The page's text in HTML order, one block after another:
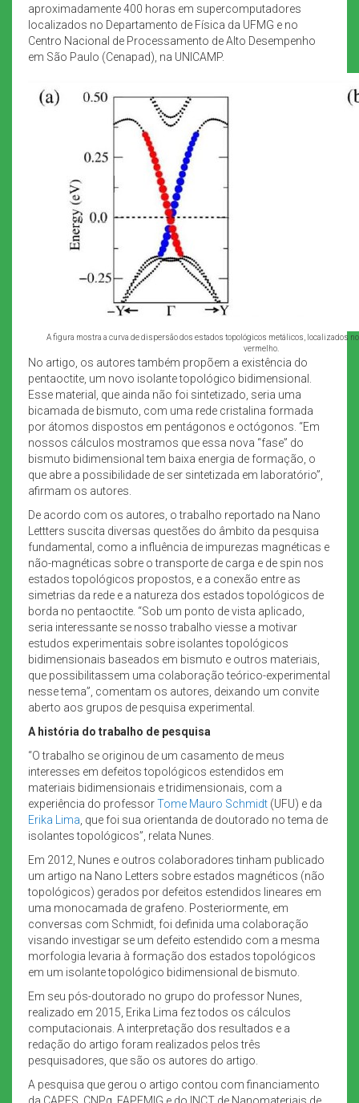
aproximadamente 400 horas em supercomputadores
localizados no Departamento de Física da UFMG e no
Centro Nacional de Processamento de Alto Desempenho
em São Paulo (Cenapad), na UNICAMP.
A figura mostra a curva de dispersão dos estados topológicos metálicos, localizados
vermelho.
No artigo, os autores também propõem a existência do
pentaoctite, um novo isolante topológico bidimensional.
Esse material, que ainda não foi sintetizado, seria uma
bicamada de bismuto, com uma rede cristalina formada
por átomos dispostos em pentágonos e octógonos. “Em
nossos cálculos mostramos que essa nova “fase” do
bismuto bidimensional tem baixa energia de formação, o
que abre a possibilidade de ser sintetizada em laboratório”,
afirmam os autores.
De acordo com os autores, o trabalho reportado na Nano
Lettters suscita diversas questões do âmbito da pesquisa
fundamental, como a influência de impurezas magnéticas e
não-magnéticas sobre o transporte de carga e de spin nos
estados topológicos propostos, e a conexão entre as
simetrias da rede e a natureza dos estados topológicos de
borda no pentaoctite. “Sob um ponto de vista aplicado,
seria interessante se nosso trabalho viesse a motivar
estudos experimentais sobre isolantes topológicos
bidimensionais baseados em bismuto e outros materiais,
que possibilitassem uma colaboração teórico-experimental
nesse tema”, comentam os autores, deixando um convite
aberto aos grupos de pesquisa experimental.
A história do trabalho de pesquisa
“O trabalho se originou de um casamento de meus
interesses em defeitos topológicos estendidos em
materiais bidimensionais e tridimensionais, com a
experiência do professorTome Mauro Schmidt (UFU) e da
Erika Lima , que foi sua orientanda de doutorado no tema de
isolantes topológicos”, relata Nunes.
Em 2012, Nunes e outros colaboradores tinham publicado
um artigo na Nano Letters sobre estados magnéticos (não
topológicos) gerados por defeitos estendidos lineares em
uma monocamada de grafeno. Posteriormente, em
conversas com Schmidt, foi definida uma colaboração
visando investigar se um defeito estendido com a mesma
morfologia levaria à formação dos estados topológicos
em um isolante topológico bidimensional de bismuto.
Em seu pós-doutorado no grupo do professor Nunes,
realizado em 2015, Erika Lima fez todos os cálculos
computacionais. A interpretação dos resultados e a
redação do artigo foram realizados pelos três
pesquisadores, que são os autores do artigo.
A pesquisa que gerou o artigo contou com financiamento